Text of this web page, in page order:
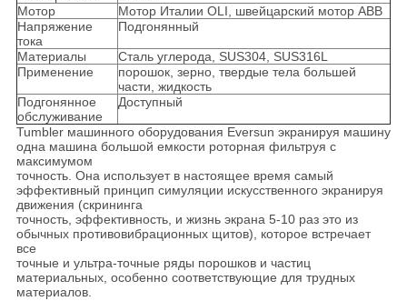
Мотор
Мотор Италии OLI, швейцарский мотор ABB
Напряжение
тока
Подгонянный
Материалы
Сталь углерода, SUS304, SUS316L
Применение
порошок, зерно, твердые тела большей
части, жидкость
Подгонянное
обслуживание
Доступный
Tumbler машинного оборудования Eversun экранируя машину
одна машина большой емкости роторная фильтруя с
максимумом
точность. Она использует в настоящее время самый
эффективный принцип симуляции искусственного экранируя
движения (скрининга
точность, эффективность, и жизнь экрана 5-10 раз это из
обычных противовибрационных щитов), которое встречает
все
точные и ультра-точные ряды порошков и частиц
материальных, особенно соответствующие для трудных
материалов.